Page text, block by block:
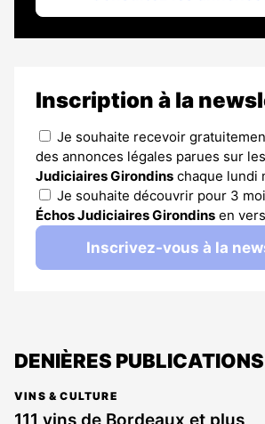
Inscription à la
Je souhaite recevoir
des annonces légales parues sur les
Judiciaires Girondins chaque lundi
Je souhaite découvrir pour 3
Échos Judiciaires Girondins en
Inscrivez-vous à la
DENIÈRES PUBLICATIONS
VINS & CULTURE